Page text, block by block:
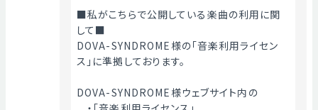
■私がこちらで公開している楽曲の利用に関
して■
DOVA-SYNDROME様の「音楽利用ライセン
ス」に準拠しております。
DOVA-SYNDROME様ウェブサイト内の